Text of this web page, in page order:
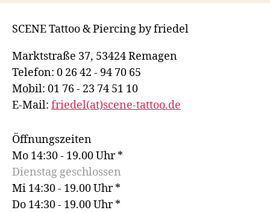
SCENE Tattoo & Piercing by friedel
Marktstraße 37, 53424 Remagen
Telefon: 0 26 42 - 94 70 65
Mobil: 01 76 - 23 74 51 10
E-Mail: friedel(at)scene-tattoo.de
Öffnungszeiten
Mo 14:30 - 19.00 Uhr *
Dienstag geschlossen
Mi 14:30 - 19.00 Uhr *
Do 14:30 - 19.00 Uhr *